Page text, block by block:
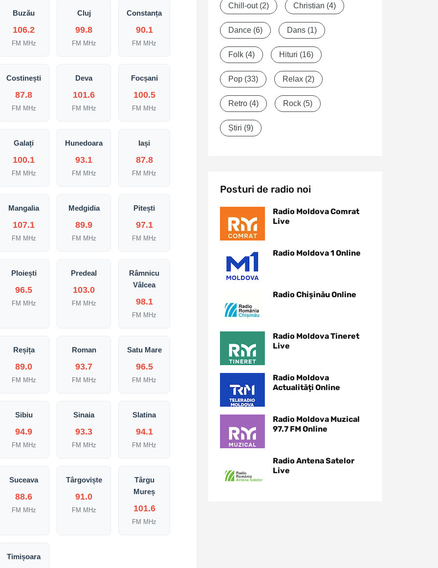
Buzău
106.2
FM MHz
Cluj
99.8
FM MHz
Constanța
90.1
FM MHz
Costinești
87.8
FM MHz
Deva
101.6
FM MHz
Focșani
100.5
FM MHz
Galați
100.1
FM MHz
Hunedoara
93.1
FM MHz
Iași
87.8
FM MHz
Mangalia
107.1
FM MHz
Medgidia
89.9
FM MHz
Pitești
97.1
FM MHz
Ploiești
96.5
FM MHz
Predeal
103.0
FM MHz
Râmnicu
Vâlcea
98.1
FM MHz
Reșița
89.0
FM MHz
Roman
93.7
FM MHz
Satu Mare
96.5
FM MHz
Sibiu
94.9
FM MHz
Sinaia
93.3
FM MHz
Slatina
94.1
FM MHz
Suceava
88.6
FM MHz
Târgoviște
91.0
FM MHz
Târgu
Mureș
101.6
FM MHz
Timișoara
Chill-out (2) Christian (4)
Dance (6) Dans (1)
Folk (4) Hituri (16)
Pop (33) Relax (2)
Retro (4) Rock (5)
Știri (9)
Posturi de radio noi
Radio Moldova Comrat
Live
Radio Moldova 1 Online
Radio Chișinău Online
Radio Moldova Tineret
Live
Radio Moldova
Actualități Online
Radio Moldova Muzical
97.7 FM Online
Radio Antena Satelor
Live